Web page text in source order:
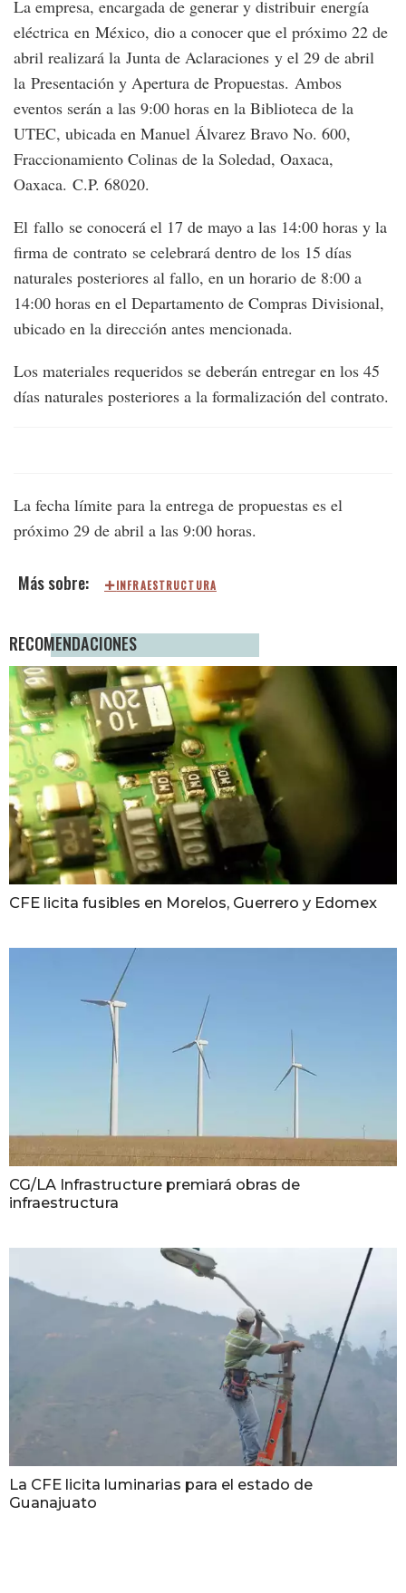
La empresa, encargada de generar y distribuir energía
eléctrica en México, dio a conocer que el próximo 22 de
abril realizará la Junta de Aclaraciones y el 29 de abril
la Presentación y Apertura de Propuestas. Ambos
eventos serán a las 9:00 horas en la Biblioteca de la
UTEC, ubicada en Manuel Álvarez Bravo No. 600,
Fraccionamiento Colinas de la Soledad, Oaxaca,
Oaxaca. C.P. 68020.
El fallo se conocerá el 17 de mayo a las 14:00 horas y la
firma de contrato se celebrará dentro de los 15 días
naturales posteriores al fallo, en un horario de 8:00 a
14:00 horas en el Departamento de Compras Divisional,
ubicado en la dirección antes mencionada.
Los materiales requeridos se deberán entregar en los 45
días naturales posteriores a la formalización del contrato.
La fecha límite para la entrega de propuestas es el
próximo 29 de abril a las 9:00 horas.
INFRAESTRUCTURA
RECOMENDACIONES
CFE licita fusibles en Morelos, Guerrero y Edomex
CG/LA Infrastructure premiará obras de
infraestructura
La CFE licita luminarias para el estado de
Guanajuato